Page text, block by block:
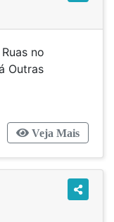
no
Outras
Veja Mais